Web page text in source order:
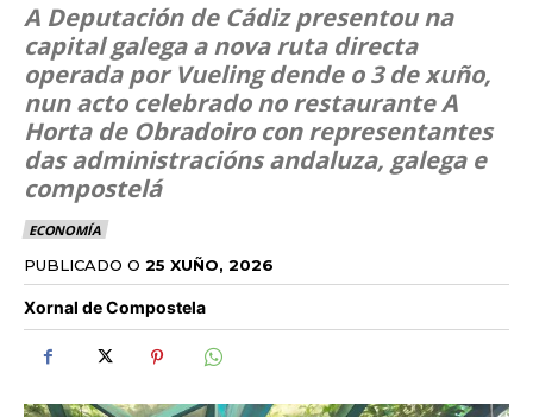
A Deputación de Cádiz presentou na
capital galega a nova ruta directa
operada por Vueling dende o 3 de xuño,
nun acto celebrado no restaurante A
Horta de Obradoiro con representantes
das administracións andaluza, galega e
compostelá
ECONOMÍA
PUBLICADO O 25 XUÑO, 2026
Xornal de Compostela